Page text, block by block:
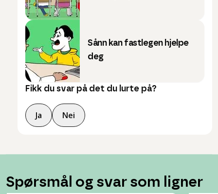
Sånn kan fastlegen hjelpe
deg
Fikk du svar på det du lurte på?
Ja Nei
Spørsmål og svar som ligner